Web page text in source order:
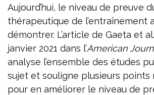
Aujourd’hui, le niveau de preuve
thérapeutique de l’entraînement
démontrer. L’article de Gaeta et
janvier 2021 dans l’American
analyse l’ensemble des études
sujet et souligne plusieurs points
pour en améliorer le niveau de